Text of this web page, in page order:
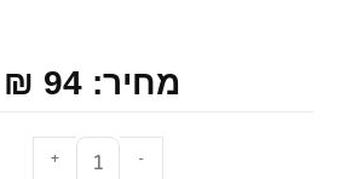
מחיר: 94 ₪
-
+